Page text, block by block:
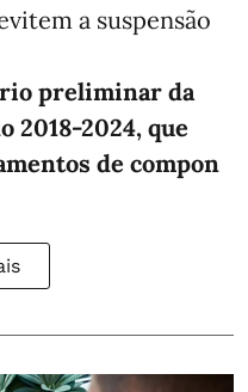
a suspensão
preliminar da
2018-2024, que
de compon